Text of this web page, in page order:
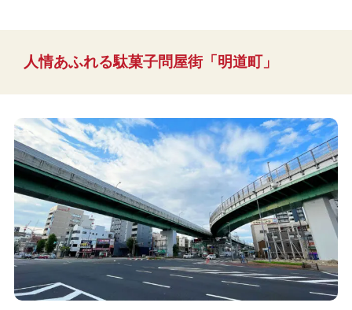
人情あふれる駄菓子問屋街「明道町」